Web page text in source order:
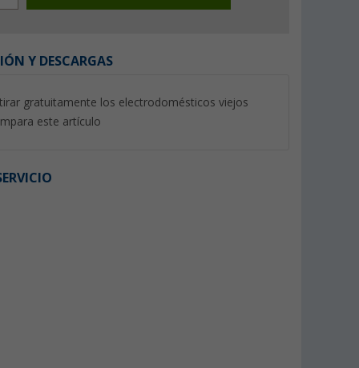
Y DESCARGAS
gratuitamente los electrodomésticos viejos
este artículo